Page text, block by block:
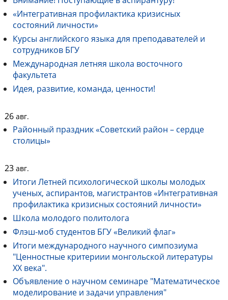
«Интегративная профилактика кризисных
состояний личности»
Курсы английского языка для преподавателей и
сотрудников БГУ
Международная летняя школа восточного
факультета
Идея, развитие, команда, ценности!
26 авг.
Районный праздник «Советский район – сердце
столицы»
23 авг.
Итоги Летней психологической школы молодых
ученых, аспирантов, магистрантов «Интегративная
профилактика кризисных состояний личности»
Школа молодого политолога
Флэш-моб студентов БГУ «Великий флаг»
Итоги международного научного симпозиума
"Ценностные критериии монгольской литературы
ХХ века".
Объявление о научном семинаре "Математическое
моделирование и задачи управления"